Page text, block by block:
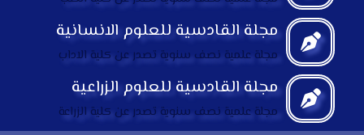
مجلة القادسية للعلوم الانسانية
مجلة علمية نصف سنوية تصدر عن كلية الاداب
مجلة القادسية للعلوم الزراعية
مجلة علمية نصف سنوية تصدر عن كلية الزراعة